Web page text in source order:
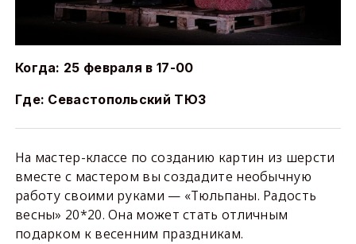
Когда: 25 февраля в 17-00
Где: Севастопольский ТЮЗ
На мастер-классе по созданию картин из шерсти
вместе с мастером вы создадите необычную
работу своими руками — «Тюльпаны. Радость
весны» 20*20. Она может стать отличным
подарком к весенним праздникам.